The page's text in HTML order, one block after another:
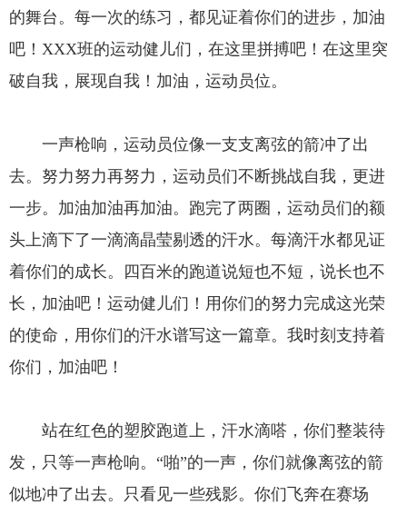
的舞台。每一次的练习，都见证着你们的进步，加油
吧！XXX班的运动健儿们，在这里拼搏吧！在这里突
破自我，展现自我！加油，运动员位。
一声枪响，运动员位像一支支离弦的箭冲了出
去。努力努力再努力，运动员们不断挑战自我，更进
一步。加油加油再加油。跑完了两圈，运动员们的额
头上滴下了一滴滴晶莹剔透的汗水。每滴汗水都见证
着你们的成长。四百米的跑道说短也不短，说长也不
长，加油吧！运动健儿们！用你们的努力完成这光荣
的使命，用你们的汗水谱写这一篇章。我时刻支持着
你们，加油吧！
站在红色的塑胶跑道上，汗水滴嗒，你们整装待
发，只等一声枪响。“啪”的一声，你们就像离弦的箭
似地冲了出去。只看见一些残影。你们飞奔在赛场